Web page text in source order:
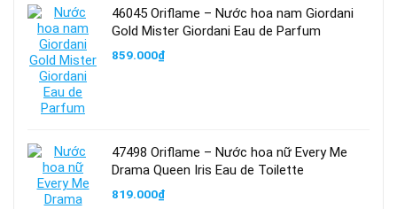
46045 Oriflame – Nước hoa nam Giordani
Gold Mister Giordani Eau de Parfum
859.000₫
47498 Oriflame – Nước hoa nữ Every Me
Drama Queen Iris Eau de Toilette
819.000₫